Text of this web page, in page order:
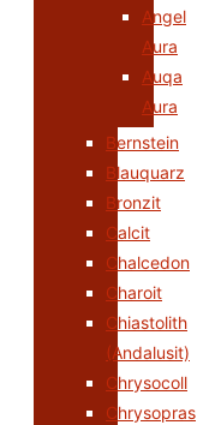
Angel
Aura
Auqa
Aura
Bernstein
Blauquarz
Bronzit
Calcit
Chalcedon
Charoit
Chiastolith
(Andalusit)
Chrysocoll
Chrysopras